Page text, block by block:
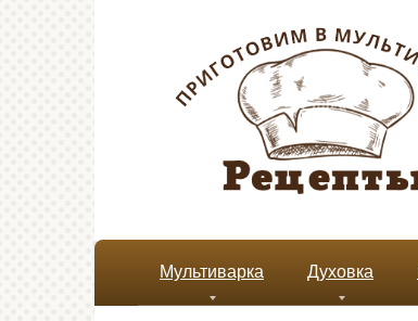
Мультиварка Духовка